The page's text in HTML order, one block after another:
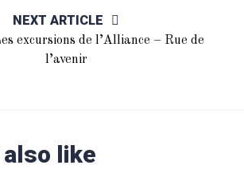
NEXT ARTICLE
excursions de l’Alliance – Rue de
l’avenir
also like